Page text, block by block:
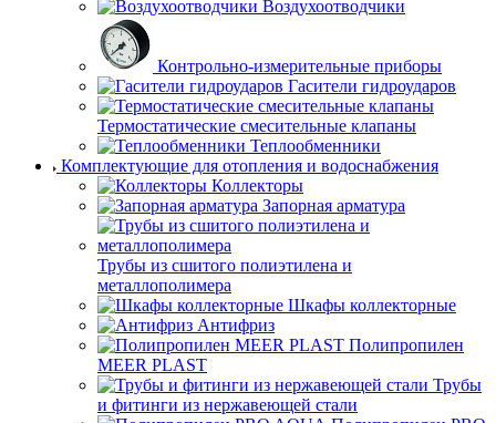
Воздухоотводчики
Контрольно-измерительные приборы
Гасители гидроударов
Термостатические смесительные клапаны
Теплообменники
Комплектующие для отопления и водоснабжения
Коллекторы
Запорная арматура
Трубы из сшитого полиэтилена и
металлополимера
Шкафы коллекторные
Антифриз
Полипропилен
MEER PLAST
Трубы
и фитинги из нержавеющей стали